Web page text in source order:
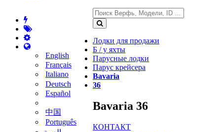
English
Français
Italiano
Deutsch
Español
中国
Português
Лодки для продажи
Б / у яхты
Парусные лодки
Парус крейсера
Bavaria
36
Bavaria 36
КОНТАКТ